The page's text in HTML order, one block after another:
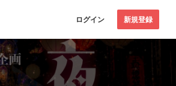
ログイン 新規登録